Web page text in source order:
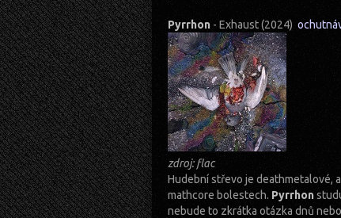
Pyrrhon - Exhaust (2024)
zdroj: flac
Hudební střevo je deathmetalové,
mathcore bolestech. Pyrrhon
nebude to zkrátka otázka dnů